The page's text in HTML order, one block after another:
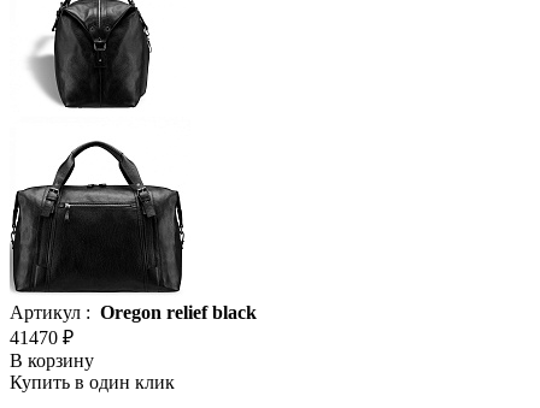
Артикул : Oregon relief black
41470 ₽
В корзину
Купить в один клик